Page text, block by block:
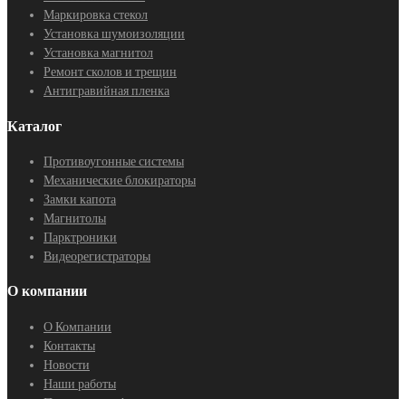
Маркировка стекол
Установка шумоизоляции
Установка магнитол
Ремонт сколов и трещин
Антигравийная пленка
Каталог
Противоугонные системы
Механические блокираторы
Замки капота
Магнитолы
Парктроники
Видеорегистраторы
О компании
О Компании
Контакты
Новости
Наши работы